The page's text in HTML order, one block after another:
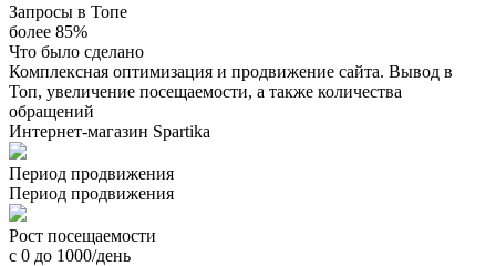
Запросы в Топе
более 85%
Что было сделано
Комплексная оптимизация и продвижение сайта. Вывод в
Топ, увеличение посещаемости, а также количества
обращений
Интернет-магазин Spartika
Период продвижения
Период продвижения
Рост посещаемости
с 0 до 1000/день